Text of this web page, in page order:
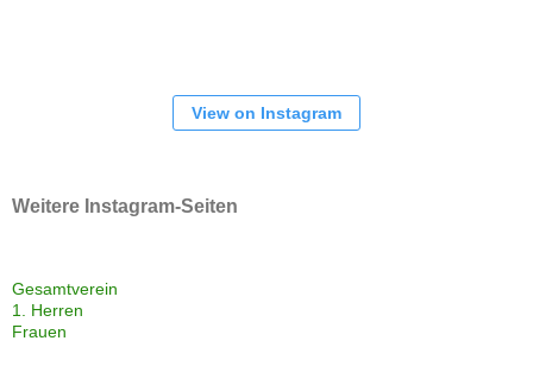
View on Instagram
Weitere Instagram-Seiten
Gesamtverein
1. Herren
Frauen